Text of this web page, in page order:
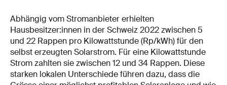
Abhängig vom Stromanbieter erhielten
Hausbesitzer:innen in der Schweiz 2022 zwischen 5
und 22 Rappen pro Kilowattstunde (Rp/kWh) für den
selbst erzeugten Solarstrom. Für eine Kilowattstunde
Strom zahlten sie zwischen 12 und 34 Rappen. Diese
starken lokalen Unterschiede führen dazu, dass die